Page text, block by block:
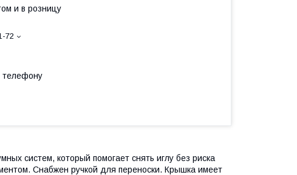
и в розницу
72
телефону
систем, который помогает снять иглу без риска
Снабжен ручкой для переноски. Крышка имеет